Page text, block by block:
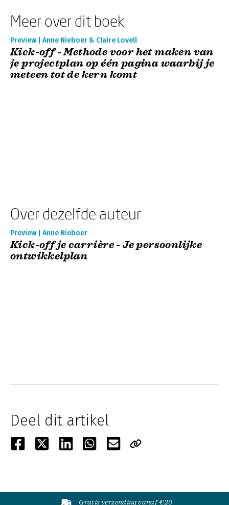
Meer over dit boek
Preview | Anne Nieboer & Claire Lovell
Kick-off - Methode voor het maken van
je projectplan op één pagina waarbij je
meteen tot de kern komt
Over dezelfde auteur
Preview | Anne Nieboer
Kick-off je carrière - Je persoonlijke
ontwikkelplan
Deel dit artikel
Gratis verzending vanaf €20